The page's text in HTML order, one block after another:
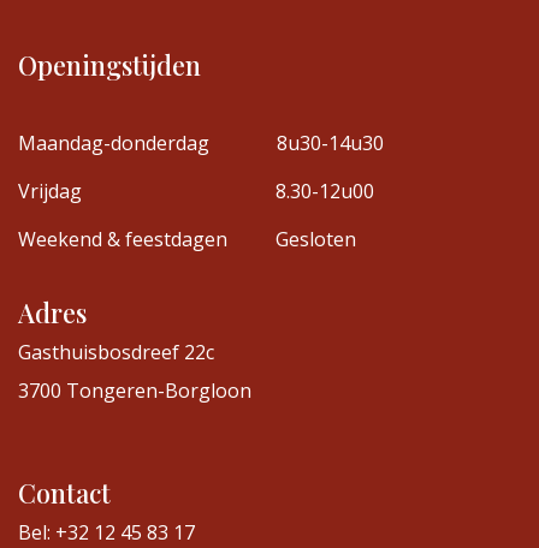
Openingstijden
Maandag-donderdag
8u30-14u30
Vrijdag
8.30-12u00
Weekend & feestdagen
Gesloten
Adres
Gasthuisbosdreef 22c
3700 Tongeren-Borgloon
Contact
Bel: +32 12 45 83 17